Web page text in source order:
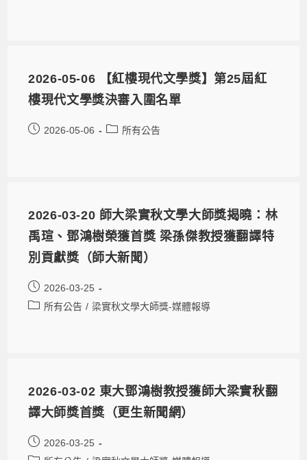
2026-05-06 【紅樓現代文學獎】第25屆紅
樓現代文學獎決審入圍名單 ⠀
2026-05-06 所有公告
2026-03-20 師大梁實秋文學大師獎揭曉：林
禹瑄、鄧鴻樹榮獲首獎 梁孫傑教授獲翻譯特
別貢獻獎（師大新聞）
2026-03-25
所有公告 / 梁實秋文學大師獎-媒體報導
2026-03-02 東大鄧鴻樹教授獲師大梁實秋翻
譯大師獎首獎​（更生新聞網）
2026-03-25